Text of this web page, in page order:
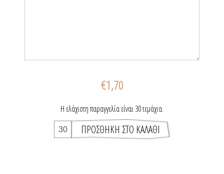
€1,70
Η ελάχιστη παραγγελία είναι 30 τεμάχια.